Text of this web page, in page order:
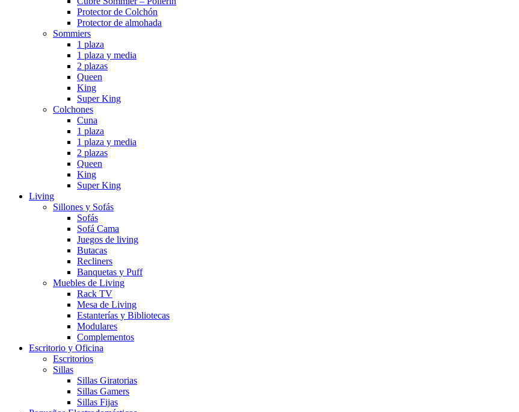
Protector de Colchón
Protector de almohada
Sommiers
1 plaza
1 plaza y media
2 plazas
Queen
King
Super King
Colchones
Cuna
1 plaza
1 plaza y media
2 plazas
Queen
King
Super King
Living
Sillones y Sofás
Sofás
Sofá Cama
Juegos de living
Butacas
Recliners
Banquetas y Puff
Muebles de Living
Rack TV
Mesa de Living
Estanterías y Bibliotecas
Modulares
Complementos
Escritorio y Oficina
Escritorios
Sillas
Sillas Giratorias
Sillas Gamers
Sillas Fijas